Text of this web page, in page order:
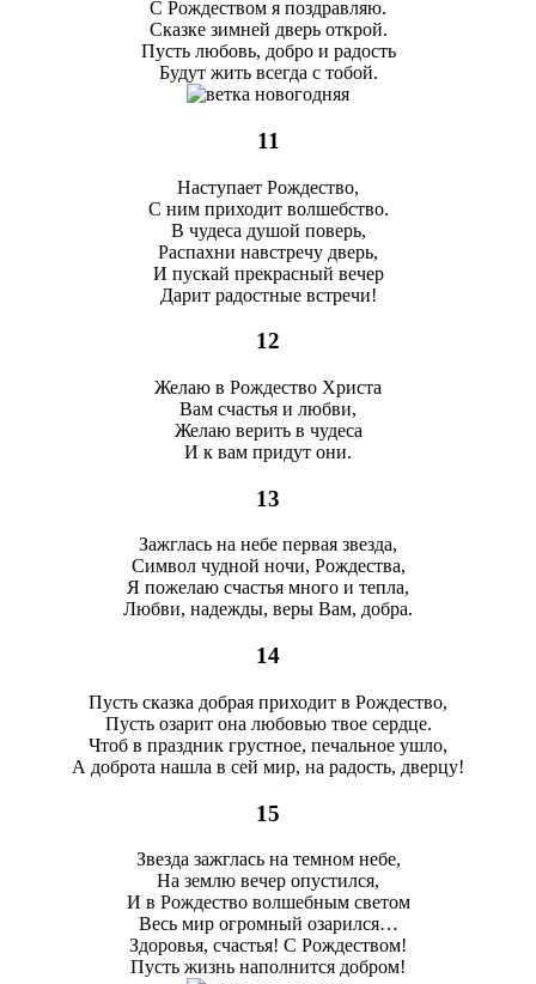
С Рождеством я поздравляю.
Сказке зимней дверь открой.
Пусть любовь, добро и радость
Будут жить всегда с тобой.
11
Наступает Рождество,
С ним приходит волшебство.
В чудеса душой поверь,
Распахни навстречу дверь,
И пускай прекрасный вечер
Дарит радостные встречи!
12
Желаю в Рождество Христа
Вам счастья и любви,
Желаю верить в чудеса
И к вам придут они.
13
Зажглась на небе первая звезда,
Символ чудной ночи, Рождества,
Я пожелаю счастья много и тепла,
Любви, надежды, веры Вам, добра.
14
Пусть сказка добрая приходит в Рождество,
Пусть озарит она любовью твое сердце.
Чтоб в праздник грустное, печальное ушло,
А доброта нашла в сей мир, на радость, дверцу!
15
Звезда зажглась на темном небе,
На землю вечер опустился,
И в Рождество волшебным светом
Весь мир огромный озарился…
Здоровья, счастья! С Рождеством!
Пусть жизнь наполнится добром!